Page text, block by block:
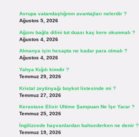
Avrupa vatandaşlığının avantajları nelerdir ?
Ağustos 5, 2026
Ağzını bağla dilini tut duası kaç kere okunmalı ?
Ağustos 4, 2026
Almanya için hesapta ne kadar para olmalı ?
Ağustos 4, 2026
Yahya Kığılı kimdir ?
Temmuz 29, 2026
Kristal zeytinyağı boykot listesinde mi ?
Temmuz 27, 2026
Kerastase Elixir Ultime Şampuan Ne İşe Yarar ?
Temmuz 25, 2026
İngilizcede hayvanlardan bahsederken ne denir ?
Temmuz 19, 2026